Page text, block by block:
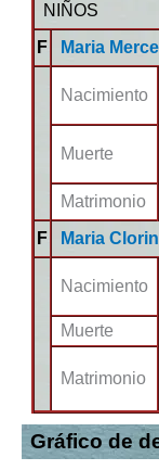
NIÑOS
F
Maria
Nacimiento
Muerte
Matrimonio
F
Maria
Nacimiento
Muerte
Matrimonio
Gráfico de